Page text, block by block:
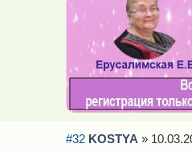
#32 KOSTYA »